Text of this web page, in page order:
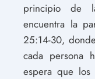
principio de
encuentra la
25:14-30,
cada persona
espera que los